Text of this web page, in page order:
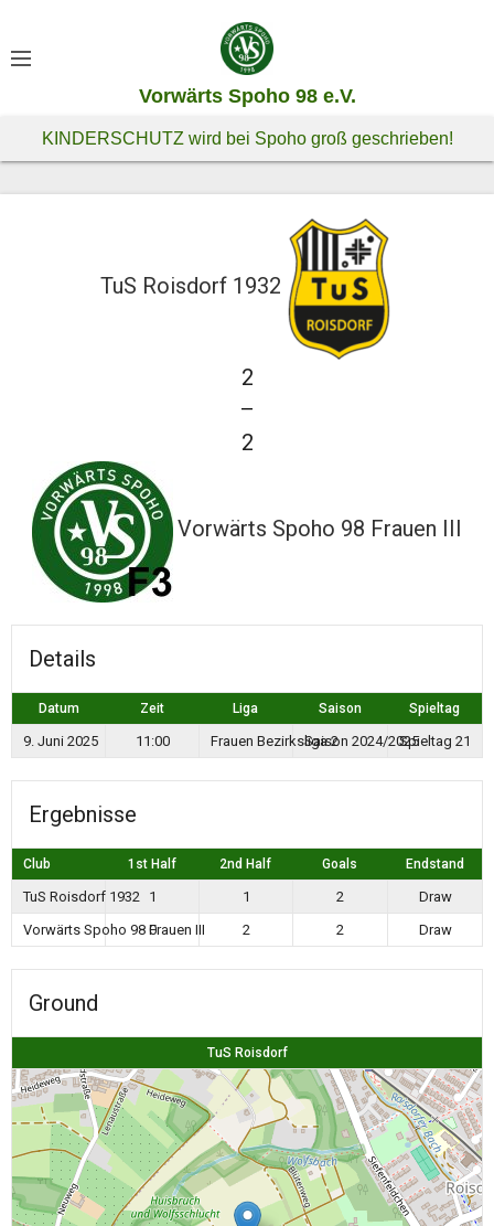
Vorwärts Spoho 98 e.V.
KINDERSCHUTZ wird bei Spoho groß geschrieben!
TuS Roisdorf 1932
2
—
2
Vorwärts Spoho 98 Frauen III
Details
Datum Zeit Liga Saison Spieltag
9. Juni 2025 11:00 Frauen Bezirksliga 2Saison 2024/2025Spieltag 21
Ergebnisse
Club 1st Half 2nd Half Goals Endstand
TuS Roisdorf 1932 1 1 2
Draw
Vorwärts Spoho 98 Frauen III
0 2 2 Draw
Ground
TuS Roisdorf